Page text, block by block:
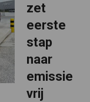
zet
eerste
stap
naar
emissie
vrij